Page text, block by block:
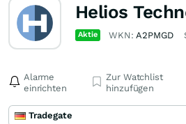
Helios
Aktie WKN:A2PMGD
Alarme
einrichten
Zur Watchlist
hinzufügen
Tradegate